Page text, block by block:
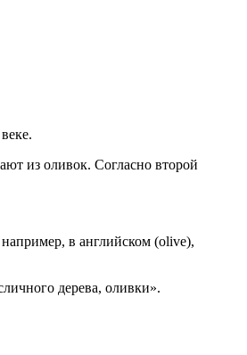
из оливок. Согласно второй
в английском (olive),
дерева, оливки».